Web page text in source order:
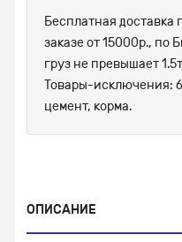
Бесплатная доставка
заказе от 15000р., по
груз не превышает
Товары-исключения:
цемент, корма.
ОПИСАНИЕ